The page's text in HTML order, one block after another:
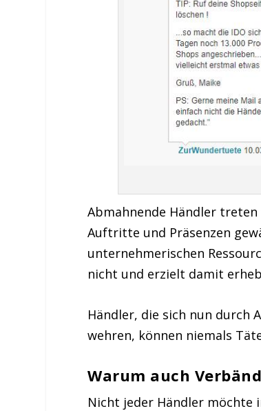
Abmahnende Händler
Auftritte und Präsenzen
unternehmerischen
nicht und erzielt damit
Händler, die sich nun durch
wehren, können niemals
Warum auch
Nicht jeder Händler möchte